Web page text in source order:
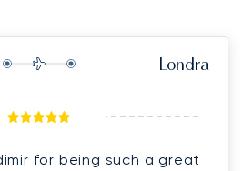
Londra
for being such a great